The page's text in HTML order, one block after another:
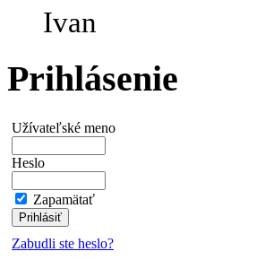
Ivan
Prihlásenie
Užívateľské meno
Heslo
Zapamätať
Zabudli ste heslo?